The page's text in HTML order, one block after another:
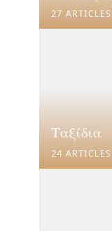
27 ARTICLES
Ταξίδια
24 ARTICLES